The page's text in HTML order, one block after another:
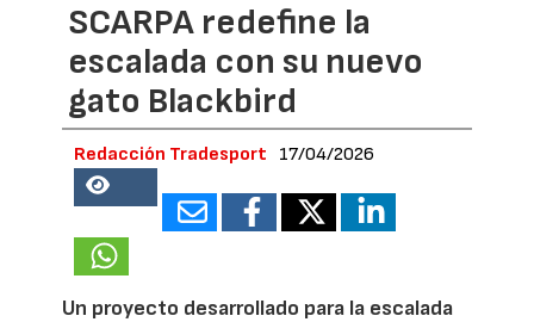
SCARPA redefine la
escalada con su nuevo
gato Blackbird
Redacción Tradesport 17/04/2026
18848
Un proyecto desarrollado para la escalada